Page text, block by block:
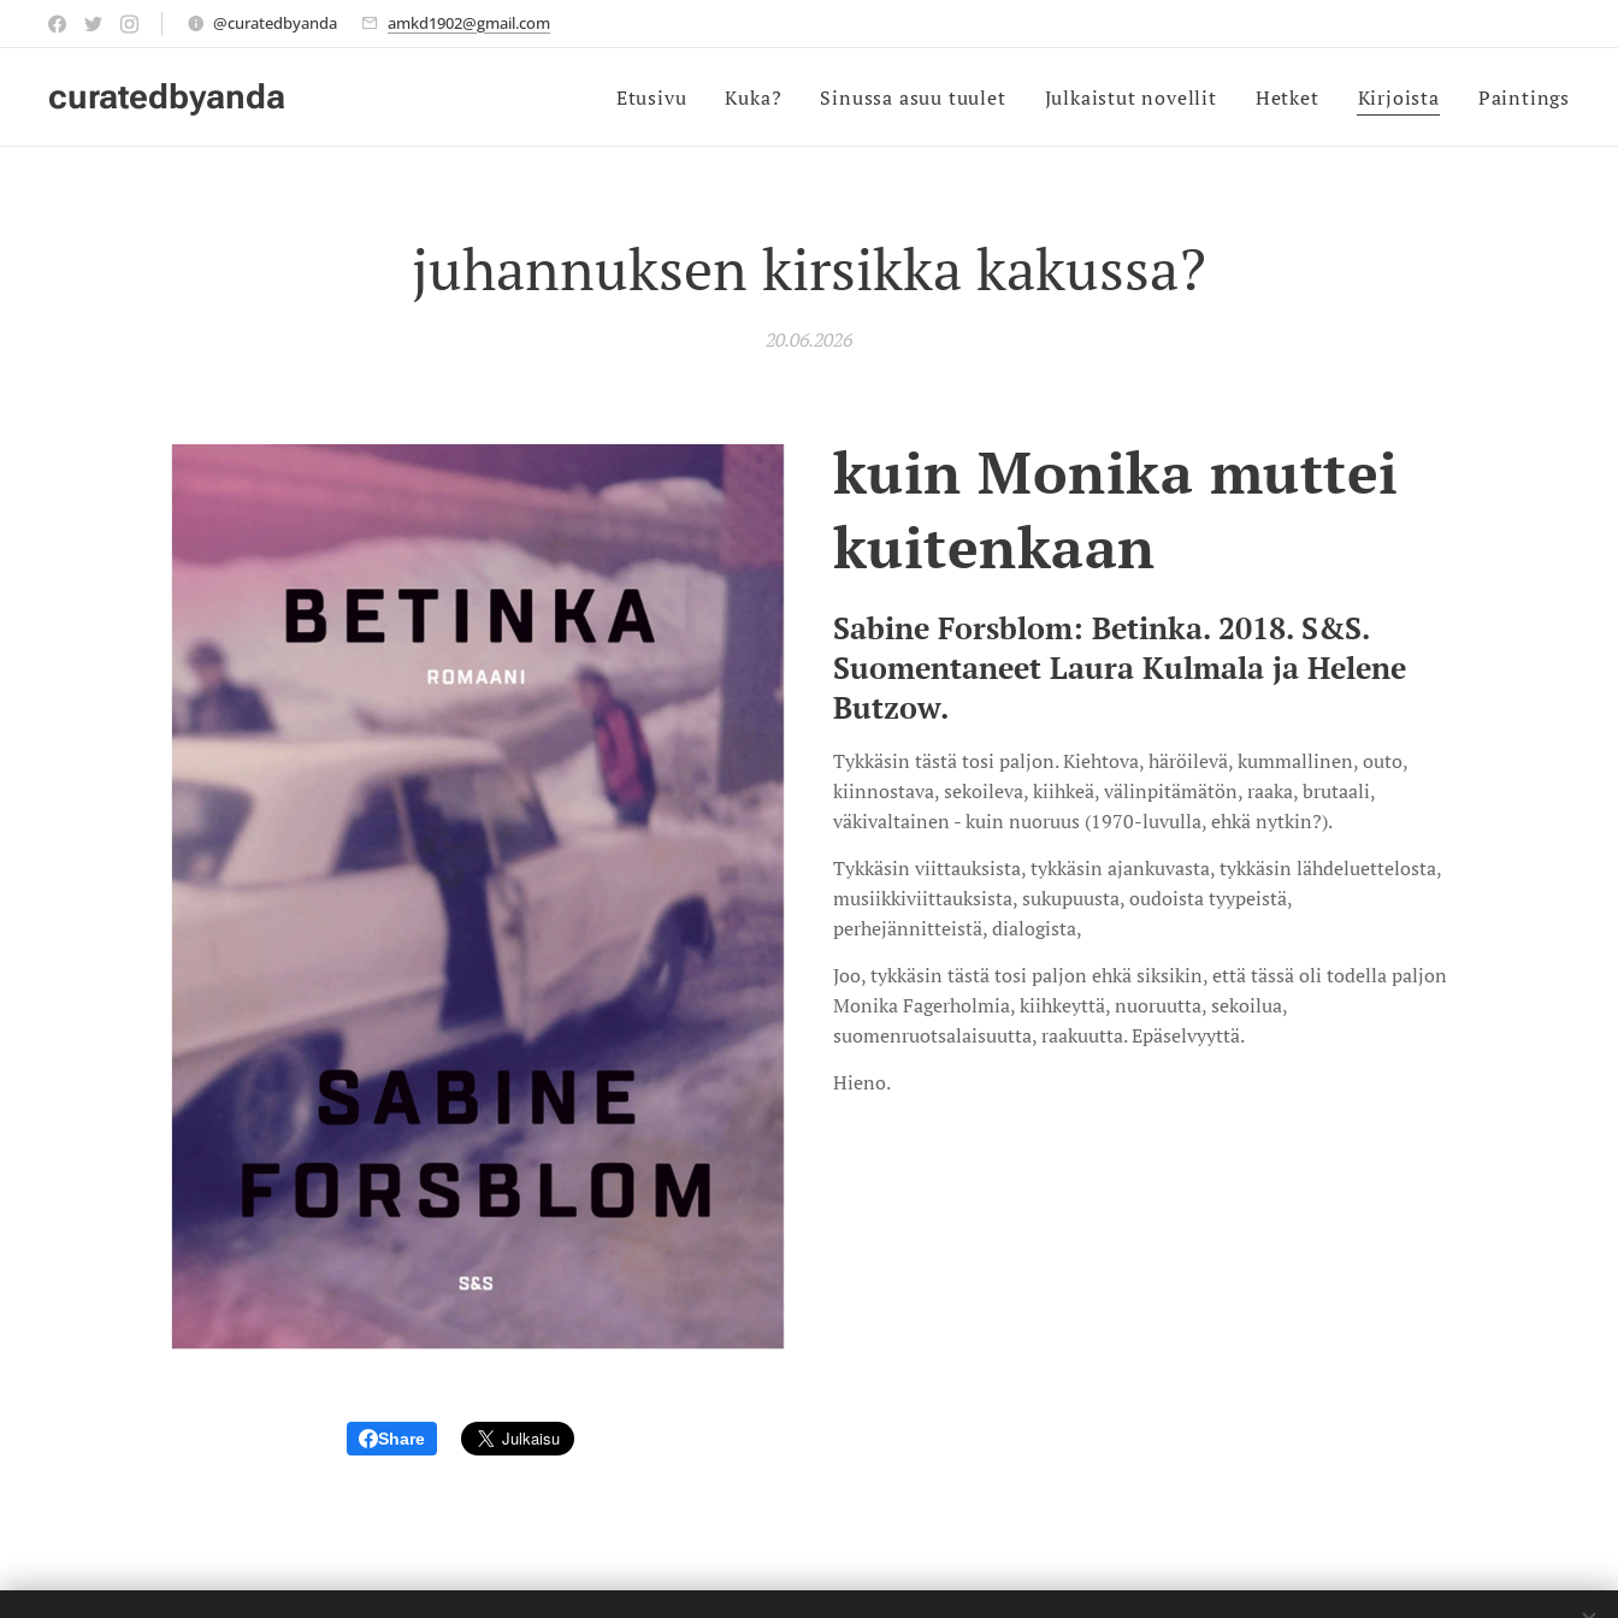
@curatedbyanda amkd1902@gmail.com
curatedbyanda Etusivu Kuka? Sinussa asuu tuulet Julkaistut novellit Hetket Kirjoista Paintings
juhannuksen kirsikka kakussa?
20.06.2026
kuin Monika muttei
kuitenkaan
Sabine Forsblom: Betinka. 2018. S&S.
Suomentaneet Laura Kulmala ja Helene
Butzow.
Tykkäsin tästä tosi paljon. Kiehtova, häröilevä, kummallinen, outo,
kiinnostava, sekoileva, kiihkeä, välinpitämätön, raaka, brutaali,
väkivaltainen - kuin nuoruus (1970-luvulla, ehkä nytkin?).
Tykkäsin viittauksista, tykkäsin ajankuvasta, tykkäsin lähdeluettelosta,
musiikkiviittauksista, sukupuusta, oudoista tyypeistä,
perhejännitteistä, dialogista,
Joo, tykkäsin tästä tosi paljon ehkä siksikin, että tässä oli todella paljon
Monika Fagerholmia, kiihkeyttä, nuoruutta, sekoilua,
suomenruotsalaisuutta, raakuutta. Epäselvyyttä.
Hieno.
Share